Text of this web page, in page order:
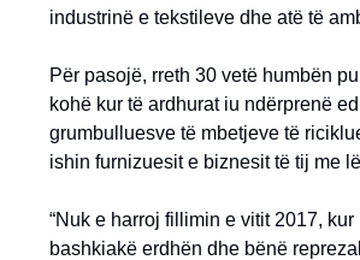
industrinë e tekstileve dhe atë të
Për pasojë, rreth 30 vetë humbën
kohë kur të ardhurat iu ndërprenë
grumbulluesve të mbetjeve të
ishin furnizuesit e biznesit të tij me
“Nuk e harroj fillimin e vitit 2017, kur
bashkiakë erdhën dhe bënë